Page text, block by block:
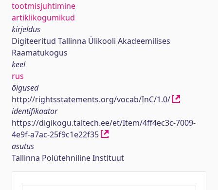
tootmisjuhtimine
artiklikogumikud
kirjeldus
Digiteeritud Tallinna Ülikooli Akadeemilises
Raamatukogus
keel
rus
õigused
http://rightsstatements.org/vocab/InC/1.0/
identifikaator
https://digikogu.taltech.ee/et/Item/4ff4ec3c-7009-
4e9f-a7ac-25f9c1e22f35
asutus
Tallinna Polütehniline Instituut